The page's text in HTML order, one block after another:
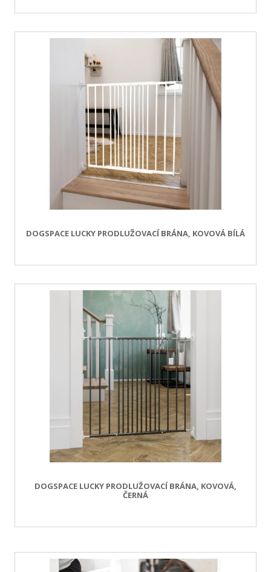
DOGSPACE LUCKY PRODLUŽOVACÍ BRÁNA, KOVOVÁ BÍLÁ
DOGSPACE LUCKY PRODLUŽOVACÍ BRÁNA, KOVOVÁ,
ČERNÁ